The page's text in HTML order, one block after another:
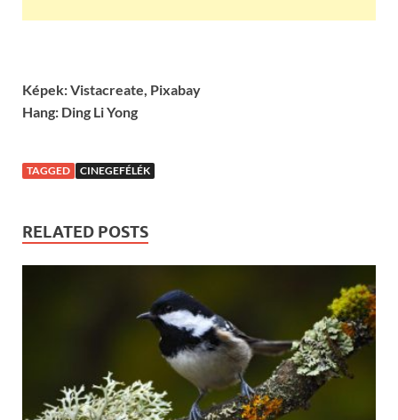
Képek: Vistacreate, Pixabay
Hang: Ding Li Yong
TAGGED CINEGEFÉLÉK
RELATED POSTS